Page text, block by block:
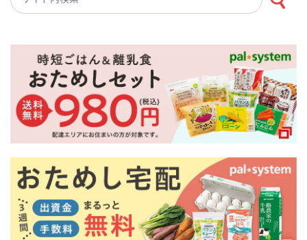
検索キーワード入力